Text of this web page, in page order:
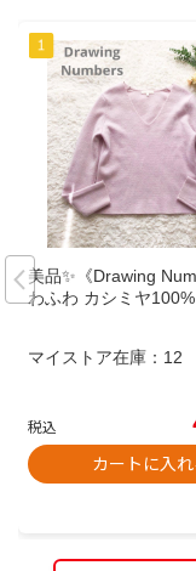
美品✨《Drawing
わふわ カシミヤ
マイストア在庫： 12
税込
カートに入れ